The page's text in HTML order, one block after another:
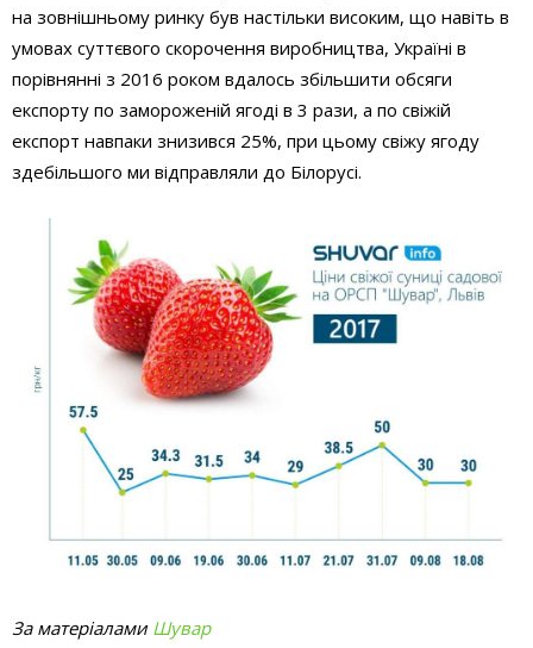
на зовнішньому ринку був настільки високим, що навіть в
умовах суттєвого скорочення виробництва, Україні в
порівнянні з 2016 роком вдалось збільшити обсяги
експорту по замороженій ягоді в 3 рази, а по свіжій
експорт навпаки знизився 25%, при цьому свіжу ягоду
здебільшого ми відправляли до Білорусі.
За матеріалами Шувар